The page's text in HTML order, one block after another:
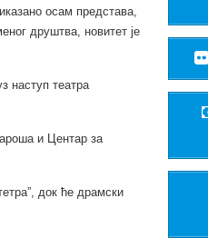
осам представа,
друштва, новитет је
наступ театра
и Центар за
док ће драмски